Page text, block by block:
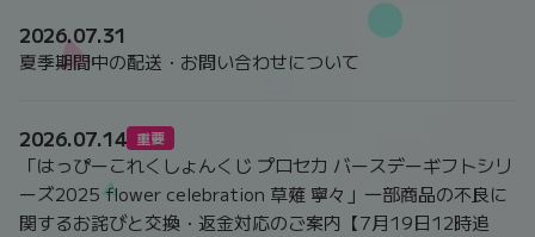
2026.07.31
夏季期間中の配送・お問い合わせについて
2026.07.14 重要
「はっぴーこれくしょんくじ プロセカ バースデーギフトシリ
ーズ2025 flower celebration 草薙 寧々」一部商品の不良に
関するお詫びと交換・返金対応のご案内【7月19日12時追